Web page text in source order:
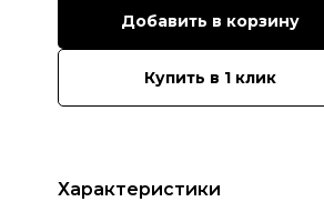
Добавить в корзину
Купить в 1 клик
Характеристики